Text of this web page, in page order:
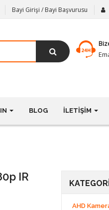
Bayi Girişi / Bayi Başvurusu
BLOG İLETIŞIM
IR
AHD